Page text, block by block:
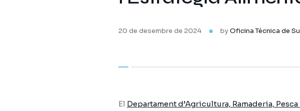
20 de desembre de 2024 byOficina Técnica de
El Departament d’Agricultura, Ramaderia,